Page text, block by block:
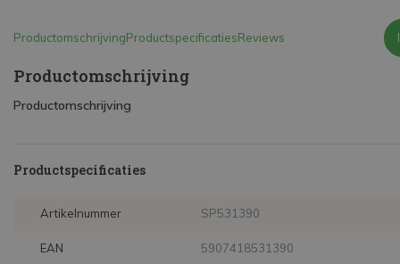
ProductomschrijvingProductspecificatiesReviews
Productomschrijving
Productomschrijving
Productspecificaties
Artikelnummer SP531390
EAN 5907418531390